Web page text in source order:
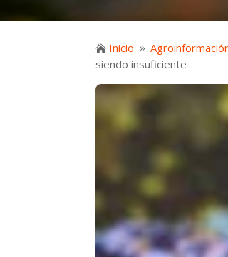
 Inicio 9
siendo insuficiente